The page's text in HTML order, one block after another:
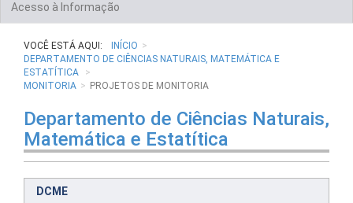
Acesso à Informação
VOCÊ ESTÁ AQUI:
INÍCIO
DEPARTAMENTO DE CIÊNCIAS NATURAIS, MATEMÁTICA E
ESTATÍTICA
MONITORIA
PROJETOS DE MONITORIA
Departamento de Ciências Naturais,
Matemática e Estatítica
DCME